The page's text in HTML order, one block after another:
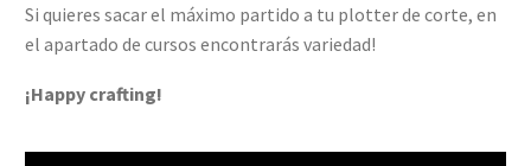
Si quieres sacar el máximo partido a tu plotter de corte, en
el apartado de cursos encontrarás variedad!
¡Happy crafting!